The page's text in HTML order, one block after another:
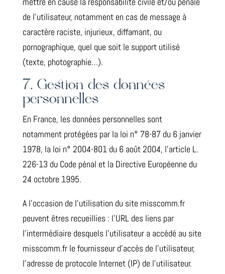
de l’utilisateur, notamment en cas de message à
caractère raciste, injurieux, diffamant, ou
pornographique, quel que soit le support utilisé
(texte, photographie…).
7. Gestion des données
personnelles
En France, les données personnelles sont
notamment protégées par la loi n° 78-87 du 6 janvier
1978, la loi n° 2004-801 du 6 août 2004, l’article L.
226-13 du Code pénal et la Directive Européenne du
24 octobre 1995.
A l’occasion de l’utilisation du site misscomm.fr
peuvent êtres recueillies : l’URL des liens par
l’intermédiaire desquels l’utilisateur a accédé au site
misscomm.fr le fournisseur d’accès de l’utilisateur,
l’adresse de protocole Internet (IP) de l’utilisateur.